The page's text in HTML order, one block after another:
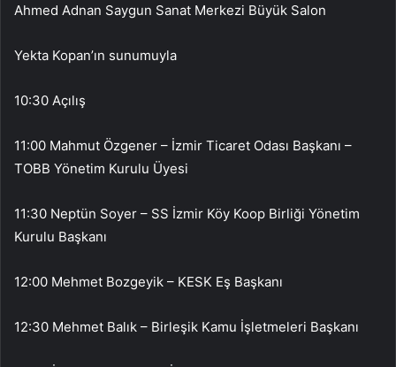
Ahmed Adnan Saygun Sanat Merkezi Büyük Salon
Yekta Kopan’ın sunumuyla
10:30 Açılış
11:00 Mahmut Özgener – İzmir Ticaret Odası Başkanı –
TOBB Yönetim Kurulu Üyesi
11:30 Neptün Soyer – SS İzmir Köy Koop Birliği Yönetim
Kurulu Başkanı
12:00 Mehmet Bozgeyik – KESK Eş Başkanı
12:30 Mehmet Balık – Birleşik Kamu İşletmeleri Başkanı